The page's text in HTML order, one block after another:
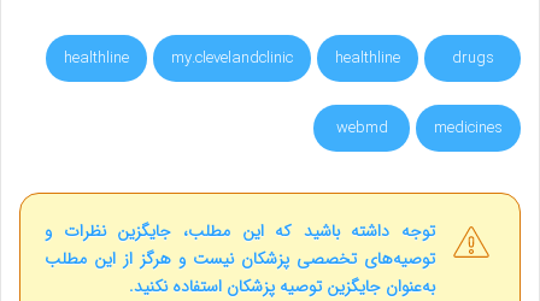
drugs
healthline
my.clevelandclinic
healthline
medicines
webmd
توجه داشته باشید که این مطلب، جایگزین نظرات و
توصیه‌های تخصصی پزشکان نیست و هرگز از این مطلب
به‌عنوان جایگزین توصیه پزشکان استفاده نکنید.